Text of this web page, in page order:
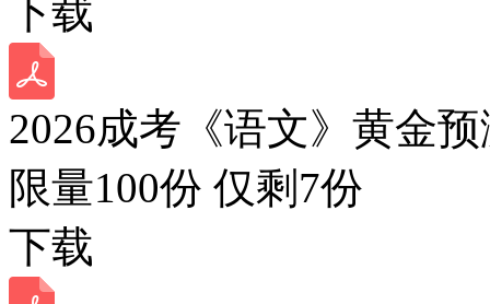
下载
2026成考《语文》黄金
限量100份 仅剩 7份
下载